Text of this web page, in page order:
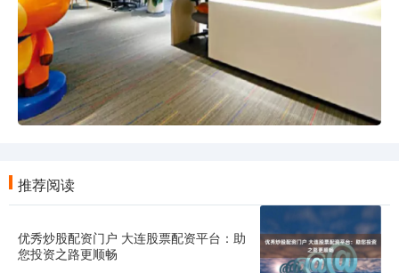
推荐阅读
优秀炒股配资门户 大连股票配资平台：助
您投资之路更顺畅